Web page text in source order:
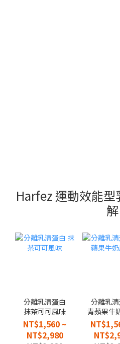
Harfez 運動效能
解
分離乳清蛋白
抹茶可可風味
NT$1,560 ~
NT$2,980
分離乳
青蘋果牛